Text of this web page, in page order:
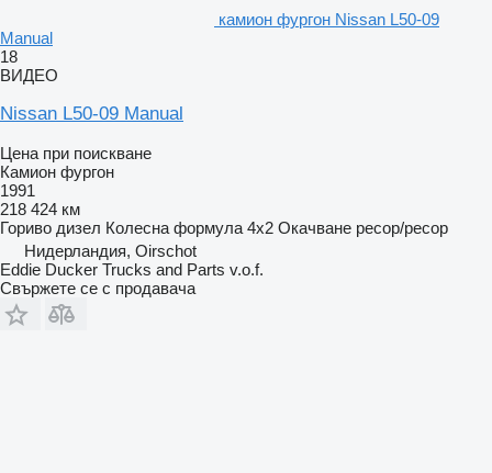
камион фургон Nissan L50-09
Manual
18
ВИДЕО
Nissan L50-09 Manual
Цена при поискване
Камион фургон
1991
218 424 км
Гориво дизел Колесна формула 4x2 Окачване ресор/ресор
Нидерландия, Oirschot
Eddie Ducker Trucks and Parts v.o.f.
Свържете се с продавача